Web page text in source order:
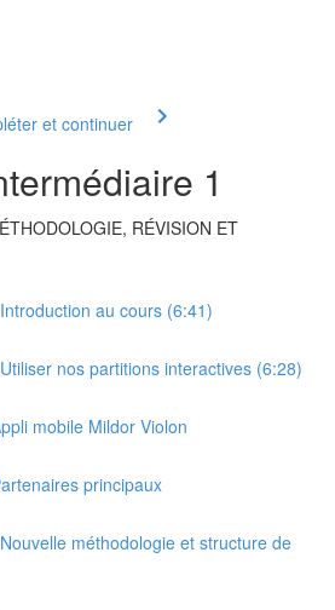
et continuer
1
RÉVISION ET
au cours (6:41)
nos partitions interactives (6:28)
mobile Mildor Violon
principaux
méthodologie et structure de